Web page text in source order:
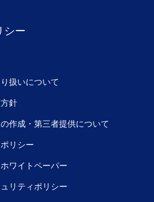
シー
扱いについて
針
作成・第三者提供について
リシー
ワイトペーパー
リティポリシー